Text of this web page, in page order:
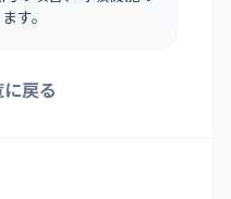
す。
戻る